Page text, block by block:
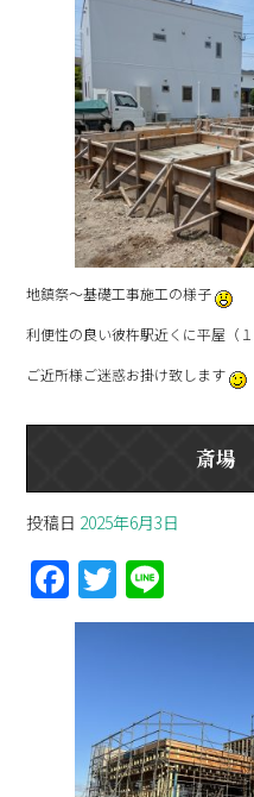
地鎮祭～基礎工事施工の様子
利便性の良い彼杵駅近くに平屋（
ご近所様ご迷惑お掛け致します
斎場
投稿日 2025年6月3日
F
a
o
o
T
w
er
n
e